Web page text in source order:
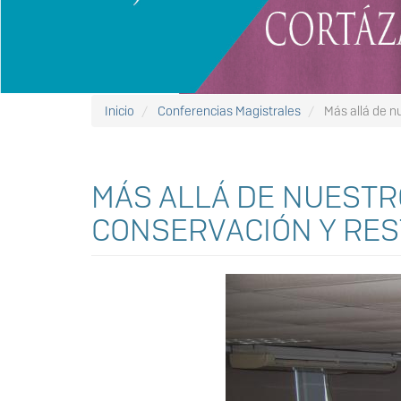
Inicio Conferencias Magistrales Más allá de
MÁS ALLÁ DE
CONSERVACIÓN Y
Anterior